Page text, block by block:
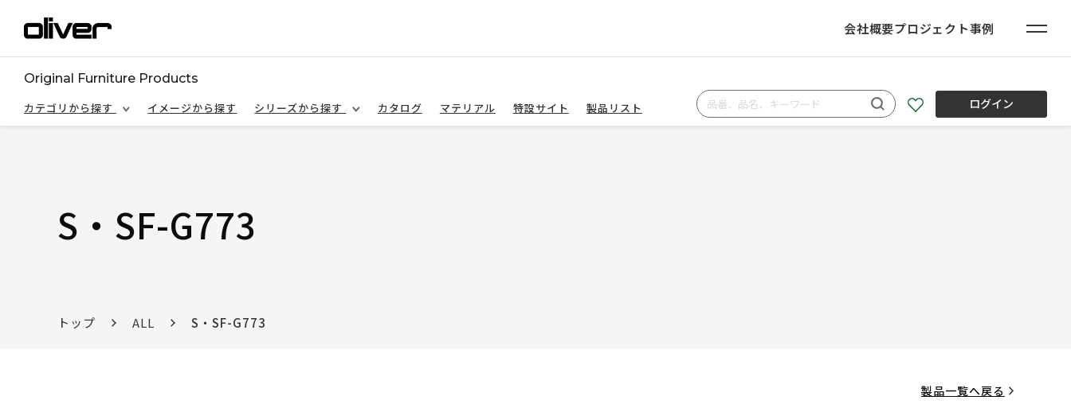
会社概要プロジェクト事例
Original Furniture Products
カテゴリから探す
イメージから探す シリーズから探す カタログ マテリアル 特設サイト 製品リスト ログイン
S・SF-G773
トップ ALL S・SF-G773
製品一覧へ戻る